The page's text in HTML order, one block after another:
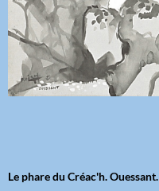
Le phare du Créac'h. Ouessant.